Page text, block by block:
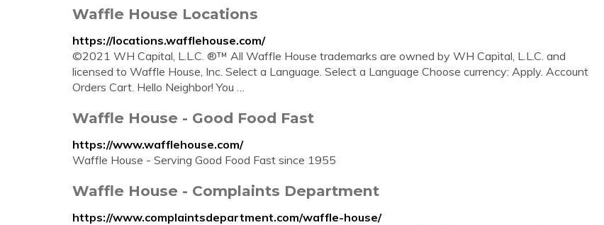
Waffle House Locations
https://locations.wafflehouse.com/
©2021 WH Capital, L.L.C. ®™ All Waffle House trademarks are owned by WH Capital, L.L.C. and
licensed to Waffle House, Inc. Select a Language. Select a Language Choose currency: Apply. Account
Orders Cart. Hello Neighbor! You …
Waffle House - Good Food Fast
https://www.wafflehouse.com/
Waffle House - Serving Good Food Fast since 1955
Waffle House - Complaints Department
https://www.complaintsdepartment.com/waffle-house/